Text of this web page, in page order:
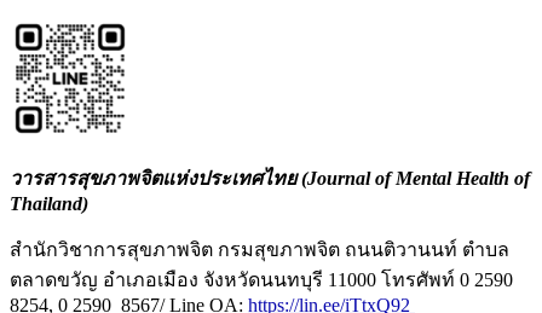
วารสารสุขภาพจิตแห่งประเทศไทย (Journal of Mental Health of
Thailand)
สำนักวิชาการสุขภาพจิต กรมสุขภาพจิต ถนนติวานนท์ ตำบล
ตลาดขวัญ อำเภอเมือง จังหวัดนนทบุรี 11000 โทรศัพท์ 0 2590
8254, 0 2590 8567/ Line OA: https://lin.ee/iTtxQ92